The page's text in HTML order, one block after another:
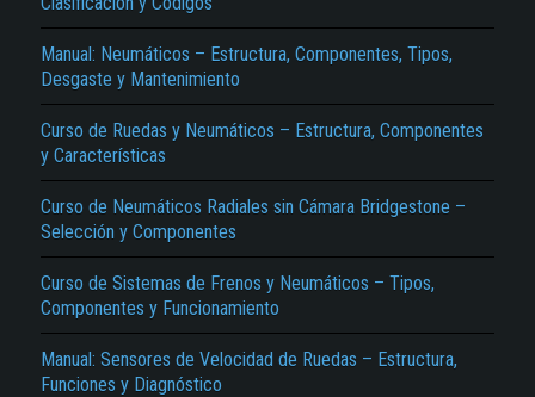
Manual: Neumáticos – Estructura, Componentes, Tipos,
Desgaste y Mantenimiento
Curso de Ruedas y Neumáticos – Estructura, Componentes
y Características
Curso de Neumáticos Radiales sin Cámara Bridgestone –
Selección y Componentes
Curso de Sistemas de Frenos y Neumáticos – Tipos,
Componentes y Funcionamiento
Manual: Sensores de Velocidad de Ruedas – Estructura,
Funciones y Diagnóstico
El Título es incorrecto según el contenido.
Texto o Imagen de portada son erróneos.
No carga o no se visualiza el contenido.
Reportar otro tipo de error...